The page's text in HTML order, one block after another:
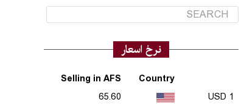
نرخ اسعار
Country
Selling in AFS
1 USD
65.60